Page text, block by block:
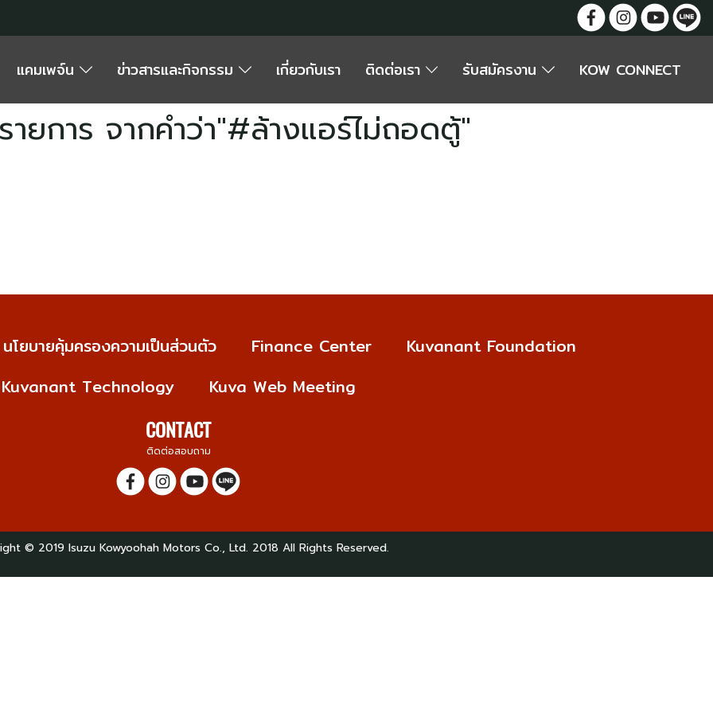
แคมเพจ์น ข่าวสารและกิจกรรม เกี่ยวกับเรา ติดต่อเรา รับสมัครงาน KOW CONNECT
ยการ จากคำว่า"#ล้างแอร์ไม่ถอดตู้"
นโยบายคุ้มครองความเป็นส่วนตัว Finance Center
Kuvanant Foundation
Kuvanant Technology
Kuva Web Meeting
CONTACT
ติดต่อสอบถาม
© 2019 Isuzu Kowyoohah Motors Co., Ltd. 2018 All Rights Reserved.